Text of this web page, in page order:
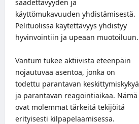
säädettävyyden ja
käyttömukavuuden yhdistämisestä.
Pelituolissa käytettävyys yhdistyy
hyvinvointiin ja upeaan muotoiluun.
Vantum tukee aktiivista eteenpäin
nojautuvaa asentoa, jonka on
todettu parantavan keskittymiskykyä
ja parantavan reagointiaikaa. Nämä
ovat molemmat tärkeitä tekijöitä
erityisesti kilpapelaamisessa.